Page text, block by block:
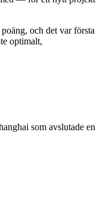
och det var första
optimalt,
som avslutade en